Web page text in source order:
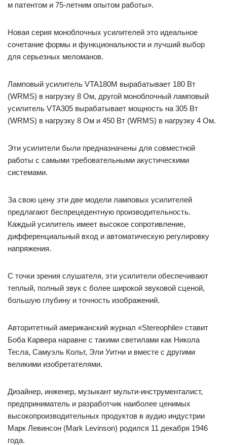
м патентом и 75-летним опытом работы».
Новая серия моноблочных усилителей это идеальное
сочетание формы и функциональности и лучший выбор
для серьезных меломанов.
Ламповый усилитель VTA180M вырабатывает 180 Вт
(WRMS) в нагрузку 8 Ом, другой моноблочный ламповый
усилитель VTA305 вырабатывает мощность на 305 Вт
(WRMS) в нагрузку 8 Ом и 450 Вт (WRMS) в нагрузку 4 Ом.
Эти усилители были предназначены для совместной
работы с самыми требовательными акустическими
системами.
За свою цену эти две модели ламповых усилителей
предлагают беспрецедентную производительность.
Каждый усилитель имеет высокое сопротивление,
дифференциальный вход и автоматическую регулировку
напряжения.
С точки зрения слушателя, эти усилители обеспечивают
теплый, полный звук с более широкой звуковой сценой,
большую глубину и точность изображений.
Авторитетный американский журнал «Stereophile» ставит
Боба Карвера наравне с такими светилами как Никола
Тесла, Самуэль Кольт, Эли Уитни и вместе с другими
великими изобретателями.
Дизайнер, инженер, музыкант мульти-инструменталист,
предприниматель и разработчик наиболее ценимых
высокопроизводительных продуктов в аудио индустрии
Марк Левинсон (Mark Levinson) родился 11 декабря 1946
года.